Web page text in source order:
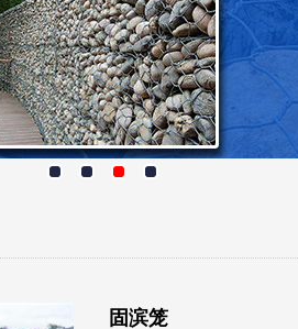
固滨笼